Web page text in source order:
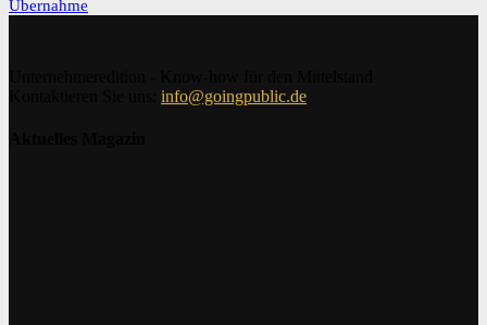
Übernahme
info@goingpublic.de